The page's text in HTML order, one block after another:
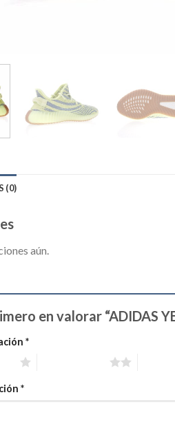
(0)
aún.
en valorar “ADIDAS
*
*